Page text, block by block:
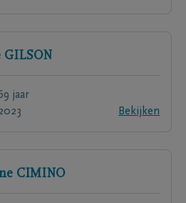
GILSON
jaar
Bekijken
CIMINO